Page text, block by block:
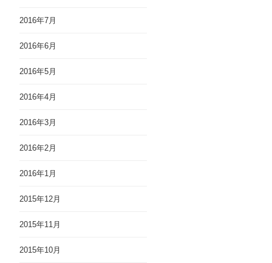
2016年7月
2016年6月
2016年5月
2016年4月
2016年3月
2016年2月
2016年1月
2015年12月
2015年11月
2015年10月